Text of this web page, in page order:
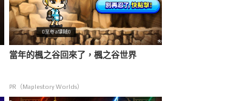
當年的楓之谷回來了，楓之谷世界
PR（Maplestory Worlds）